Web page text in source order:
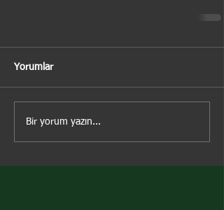
Yorumlar
Bir yorum yazın...